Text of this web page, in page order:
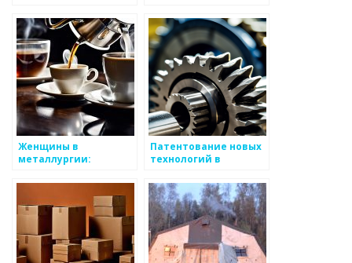
Женщины в
металлургии:
Патентование новых
технологий в